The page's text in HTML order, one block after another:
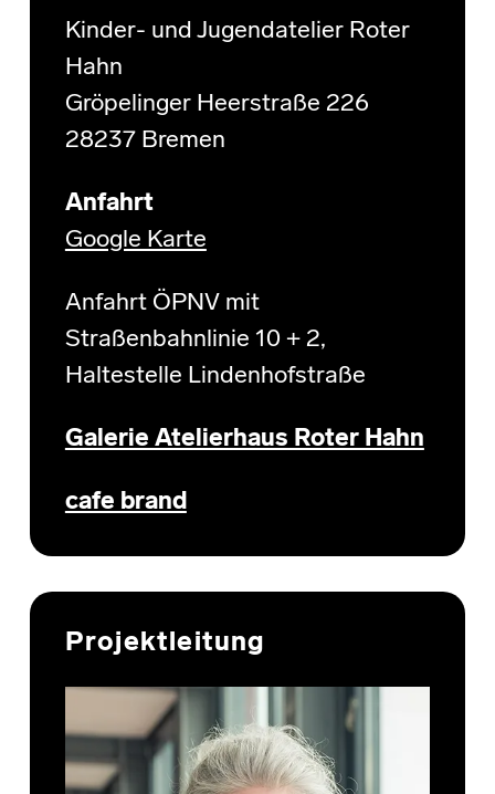
Kinder- und Jugendatelier Roter
Hahn
Gröpelinger Heerstraße 226
28237 Bremen
Anfahrt
Google Karte
Anfahrt ÖPNV mit
Straßenbahnlinie 10 + 2,
Haltestelle Lindenhofstraße
Galerie Atelierhaus Roter Hahn
cafe brand
Projektleitung